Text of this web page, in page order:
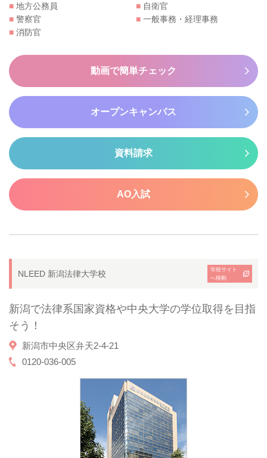
■ 地方公務員
■ 警察官
■ 消防官
■ 自衛官
■ 一般事務・経理事務
動画で簡単チェック
オープンキャンパス
資料請求
AO入試
NLEED 新潟法律大学校
学校サイト
へ移動
新潟で法律系国家資格や中央大学の学位取得を目指
そう！
新潟市中央区弁天2-4-21
0120-036-005